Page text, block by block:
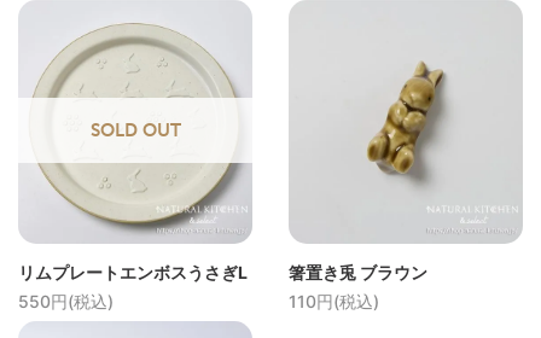
SOLD OUT
リムプレートエンボスうさぎL
550円(税込)
箸置き兎 ブラウン
110円(税込)